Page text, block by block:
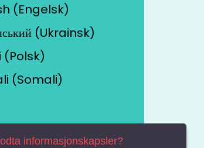
(Engelsk)
(Ukrainsk)
(Polsk)
(Somali)
informasjonskapsler?